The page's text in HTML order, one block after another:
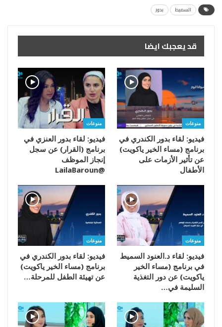
السميط بدور
قد يعجبك ايضا
منوعات
فيديو: لقاء بدور الكندري في
برنامج (مساء الخير ياكويت)
عن تأثير الأزمات على
الأطفال
منوعات
فيديو: لقاء بدور العنزي في
برنامج (القرار) عن سجل
إنجاز الموظف
@LailaBaroun
منوعات
فيديو: لقاء د.العنود السميط
في برنامج (مساء الخير
ياكويت) عن دور التغذية
السليمة في…
منوعات
فيديو: لقاء بدور الكندري في
برنامج (مساء الخير ياكويت)
عن تهيئة الطفل للمرحلة…